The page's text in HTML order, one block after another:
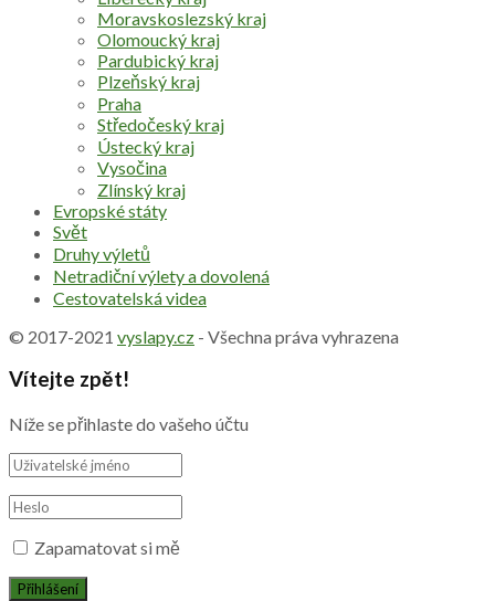
Moravskoslezský kraj
Olomoucký kraj
Pardubický kraj
Plzeňský kraj
Praha
Středočeský kraj
Ústecký kraj
Vysočina
Zlínský kraj
Evropské státy
Svět
Druhy výletů
Netradiční výlety a dovolená
Cestovatelská videa
© 2017-2021 vyslapy.cz - Všechna práva vyhrazena
Vítejte zpět!
Níže se přihlaste do vašeho účtu
Zapamatovat si mě